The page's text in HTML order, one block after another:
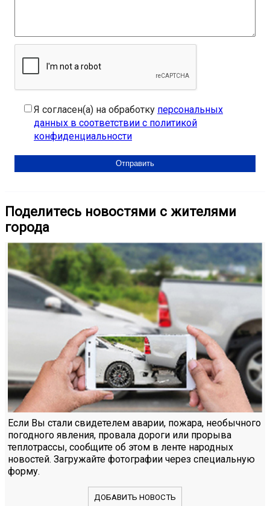
Я согласен(а) на обработку персональных
данных в соответствии с политикой
конфиденциальности
Поделитесь новостями с жителями
города
Если Вы стали свидетелем аварии, пожара, необычного
погодного явления, провала дороги или прорыва
теплотрассы, сообщите об этом в ленте народных
новостей. Загружайте фотографии через специальную
форму.
ДОБАВИТЬ НОВОСТЬ